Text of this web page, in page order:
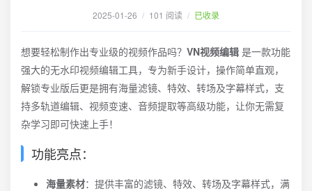
2025-01-26 / 101 阅读 / 已收录
想要轻松制作出专业级的视频作品吗？ VN视频编辑 是一款功能
强大的无水印视频编辑工具，专为新手设计，操作简单直观，
解锁专业版后更是拥有海量滤镜、特效、转场及字幕样式，支
持多轨道编辑、视频变速、音频提取等高级功能，让你无需复
杂学习即可快速上手！
功能亮点：
海量素材：提供丰富的滤镜、特效、转场及字幕样式，满